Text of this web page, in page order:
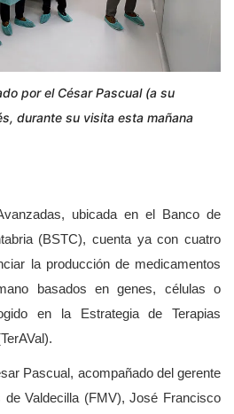
por el César Pascual (a su
durante su visita esta mañana
ubicada en el Banco de
(BSTC), cuenta ya con cuatro
la producción de medicamentos
basados en genes, células o
en la
Estrategia de Terapias
Pascual, acompañado del gerente
Valdecilla (FMV), José Francisco